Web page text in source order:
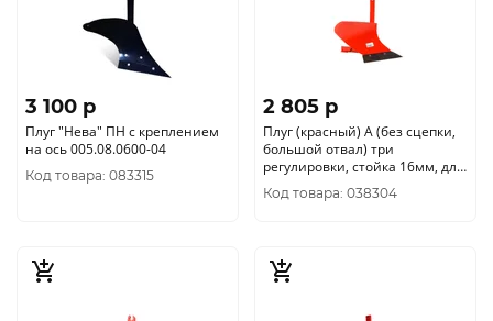
3 100 p
Плуг "Нева" ПН с креплением
на ось 005.08.0600-04
Код товара: 083315
2 805 p
Плуг (красный) А (без сцепки,
большой отвал) три
регулировки, стойка 16мм, для
глубокой вспашки
Код товара: 038304